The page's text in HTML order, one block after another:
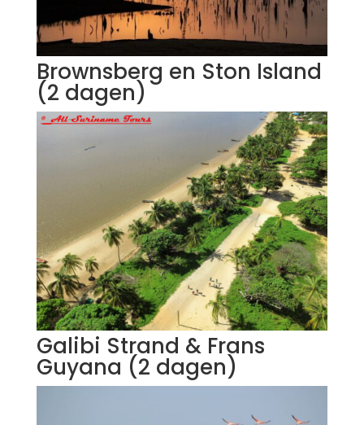
Brownsberg en Ston Island
(2 dagen)
Galibi Strand & Frans
Guyana (2 dagen)